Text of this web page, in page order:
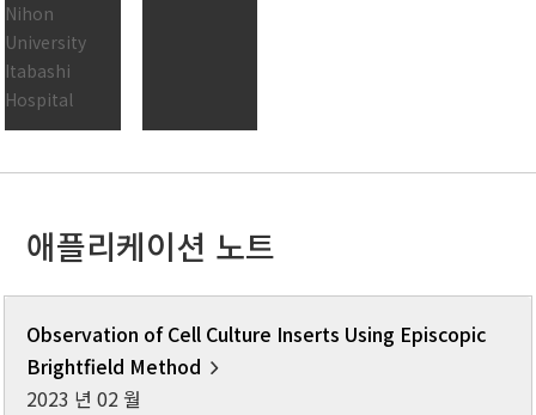
Nihon
University
Itabashi
Hospital
애플리케이션 노트
Observation of Cell Culture Inserts Using Episcopic
Brightfield Method
2023 년 02 월